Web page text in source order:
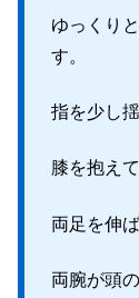
ゆっくり
す。
指を少し
膝を抱え
両足を伸
両腕が頭